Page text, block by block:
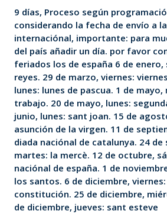
9 días, Proceso según
considerando la fecha de envío a
internaciónal, importante: para
del país añadir un día. por favor
feriados los de españa 6 de enero,
reyes. 29 de marzo, viernes:
lunes: lunes de pascua. 1 de
trabajo. 20 de mayo, lunes:
junio, lunes: sant joan. 15 de
asunción de la virgen. 11 de
diada naciónal de catalunya. 24 de
martes: la mercè. 12 de octubre,
naciónal de españa. 1 de
los santos. 6 de diciembre,
constitución. 25 de diciembre,
de diciembre, jueves: sant esteve